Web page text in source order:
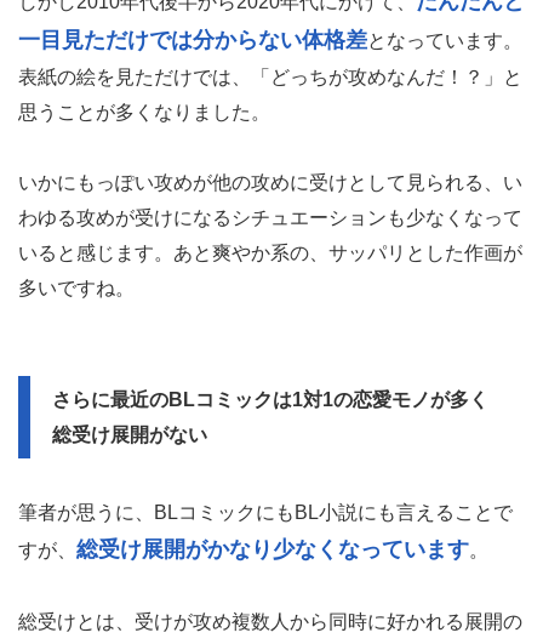
一目見ただけでは分からない体格差となっています。
表紙の絵を見ただけでは、「どっちが攻めなんだ！？」と
思うことが多くなりました。
いかにもっぽい攻めが他の攻めに受けとして見られる、い
わゆる攻めが受けになるシチュエーションも少なくなって
いると感じます。あと爽やか系の、サッパリとした作画が
多いですね。
さらに最近のBLコミックは1対1の恋愛モノが多く
総受け展開がない
筆者が思うに、BLコミックにもBL小説にも言えることで
すが、 総受け展開がかなり少なくなっています。
総受けとは、受けが攻め複数人から同時に好かれる展開の